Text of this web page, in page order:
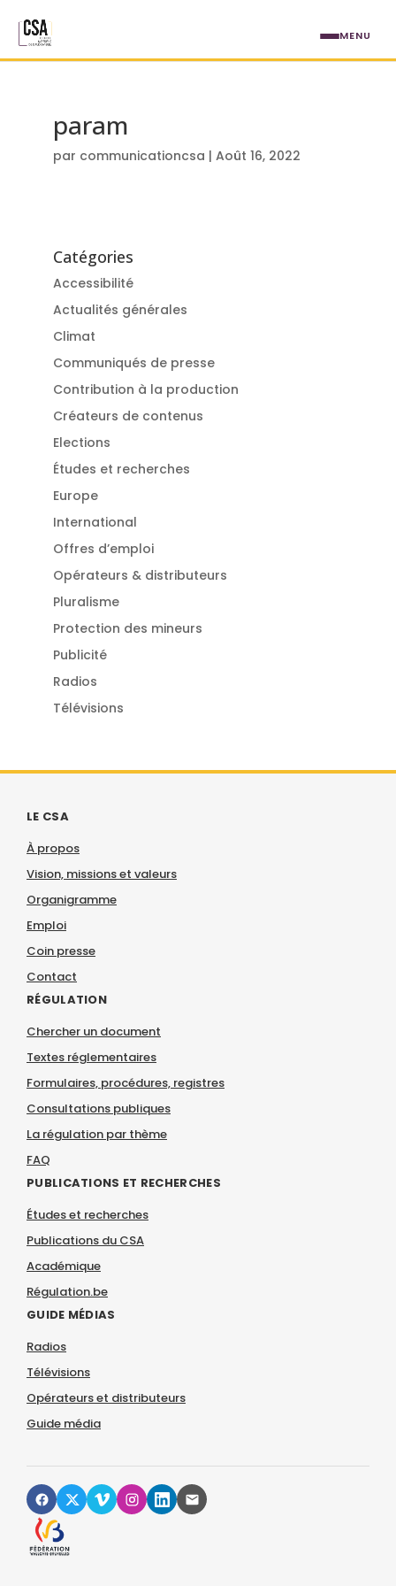
param
par communicationcsa | Août 16, 2022
Catégories
Accessibilité
Actualités générales
Climat
Communiqués de presse
Contribution à la production
Créateurs de contenus
Elections
Études et recherches
Europe
International
Offres d’emploi
Opérateurs & distributeurs
Pluralisme
Protection des mineurs
Publicité
Radios
Télévisions
LE CSA
À propos
Vision, missions et valeurs
Organigramme
Emploi
Coin presse
Contact
RÉGULATION
Chercher un document
Textes réglementaires
Formulaires, procédures, registres
Consultations publiques
La régulation par thème
FAQ
PUBLICATIONS ET RECHERCHES
Études et recherches
Publications du CSA
Académique
Régulation.be
GUIDE MÉDIAS
Radios
Télévisions
Opérateurs et distributeurs
Guide média
MENU